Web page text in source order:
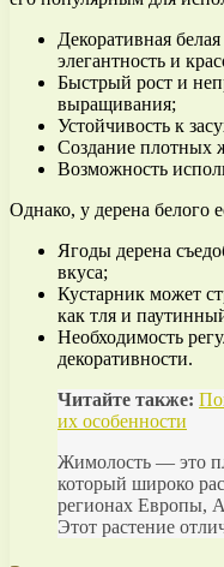
Декоративная
элегантность и
Быстрый рост и
выращивания;
Устойчивость к
Создание плотных
Возможность
Однако, у дерена белого
Ягоды дерена
вкуса;
Кустарник может
как тля и
Необходимость
декоративности.
Читайте также:
их особенности
Жимолость — это
который широко
регионах Европы,
Этот растение